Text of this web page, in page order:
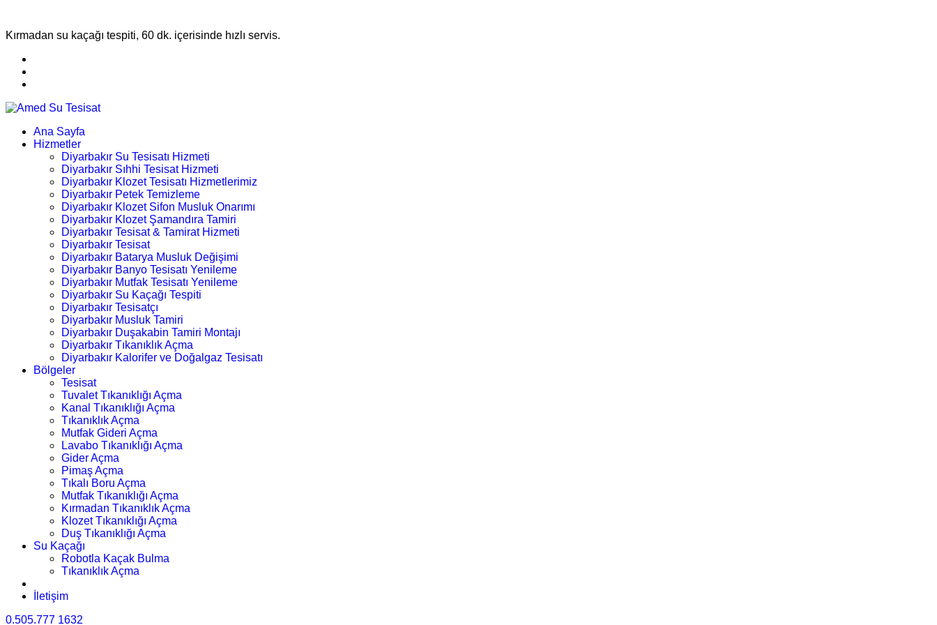
Kırmadan su kaçağı tespiti, 60 dk. içerisinde hızlı servis.
Ana Sayfa
Hizmetler
Diyarbakır Su Tesisatı Hizmeti
Diyarbakır Sıhhi Tesisat Hizmeti
Diyarbakır Klozet Tesisatı Hizmetlerimiz
Diyarbakır Petek Temizleme
Diyarbakır Klozet Sifon Musluk Onarımı
Diyarbakır Klozet Şamandıra Tamiri
Diyarbakır Tesisat & Tamirat Hizmeti
Diyarbakır Tesisat
Diyarbakır Batarya Musluk Değişimi
Diyarbakır Banyo Tesisatı Yenileme
Diyarbakır Mutfak Tesisatı Yenileme
Diyarbakır Su Kaçağı Tespiti
Diyarbakır Tesisatçı
Diyarbakır Musluk Tamiri
Diyarbakır Duşakabin Tamiri Montajı
Diyarbakır Tıkanıklık Açma
Diyarbakır Kalorifer ve Doğalgaz Tesisatı
Bölgeler
Tesisat
Tuvalet Tıkanıklığı Açma
Kanal Tıkanıklığı Açma
Tıkanıklık Açma
Mutfak Gideri Açma
Lavabo Tıkanıklığı Açma
Gider Açma
Pimaş Açma
Tıkalı Boru Açma
Mutfak Tıkanıklığı Açma
Kırmadan Tıkanıklık Açma
Klozet Tıkanıklığı Açma
Duş Tıkanıklığı Açma
Su Kaçağı
Robotla Kaçak Bulma
Tıkanıklık Açma
İletişim
0.505.777 1632